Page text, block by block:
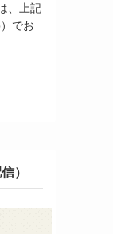
、上記
でお
）